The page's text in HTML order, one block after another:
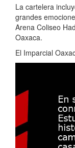
La cartelera
grandes
Arena Coliseo
Oaxaca.
El Imparcial